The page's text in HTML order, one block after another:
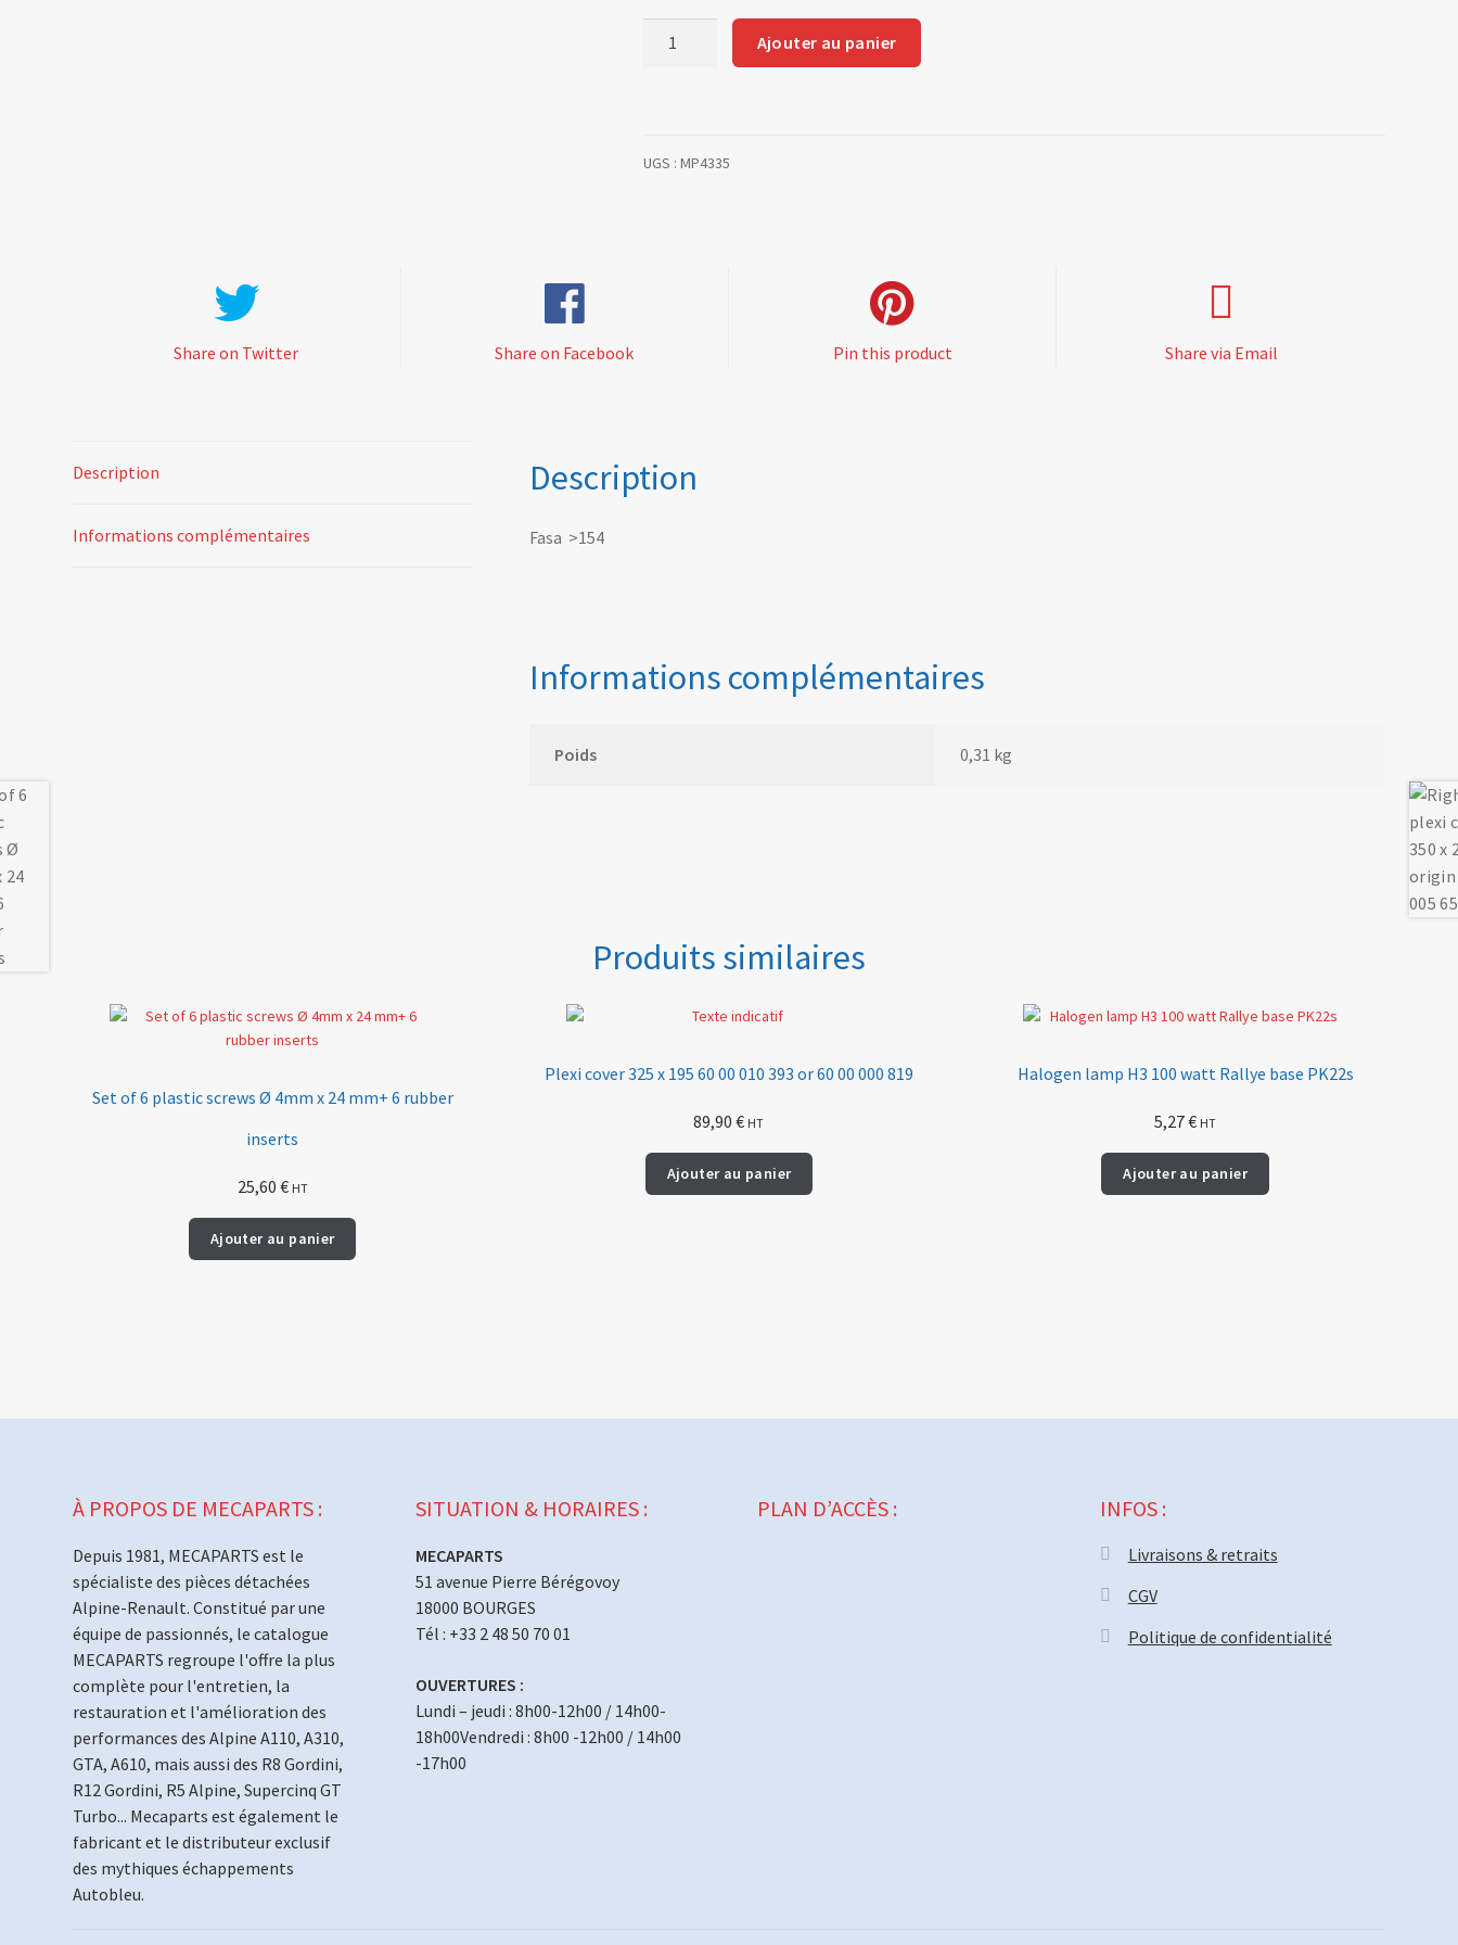
350
Ajouter au panier
UGS :MP4335
Share on Twitter Share on Facebook Pin this product Share via Email
Description
Informations complémentaires
Description
Fasa >154
Informations complémentaires
Poids 0,31 kg
Produits similaires
Set of 6 plastic screws Ø 4mm x 24 mm+ 6 rubber
inserts
25,60 € HT
Ajouter au panier
Plexi cover 325 x 195 60 00 010 393 or 60 00 000 819
89,90€ HT
Ajouter au panier
Halogen lamp H3 100 watt Rallye base PK22s
5,27€ HT
Ajouter au panier
À PROPOS DE MECAPARTS :
Depuis 1981, MECAPARTS est le
spécialiste des pièces détachées
Alpine-Renault. Constitué par une
équipe de passionnés, le catalogue
MECAPARTS regroupe l'offre la plus
complète pour l'entretien, la
restauration et l'amélioration des
performances des Alpine A110, A310,
GTA, A610, mais aussi des R8 Gordini,
R12 Gordini, R5 Alpine, Supercinq GT
Turbo... Mecaparts est également le
fabricant et le distributeur exclusif
des mythiques échappements
Autobleu.
SITUATION & HORAIRES :
MECAPARTS
51 avenue Pierre Bérégovoy
18000 BOURGES
Tél : +33 2 48 50 70 01
OUVERTURES :
Lundi – jeudi : 8h00-12h00 / 14h00-
18h00Vendredi : 8h00 -12h00 / 14h00
-17h00
PLAN D’ACCÈS : INFOS :
Livraisons & retraits
CGV
Politique de confidentialité